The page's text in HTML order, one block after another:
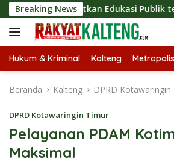
Langsung
ke
konten
Breaking News
Edukasi Publik tentang Peran
Hukum & Kriminal Kalteng Metropolis
Beranda Kalteng DPRD Kotawaringin
DPRD Kotawaringin Timur
Pelayanan PDAM
Maksimal